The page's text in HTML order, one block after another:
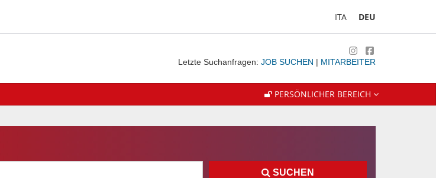
ITA DEU
Letzte Suchanfragen: JOB SUCHEN | MITARBEITER
PERSÖNLICHER BEREICH
SUCHEN